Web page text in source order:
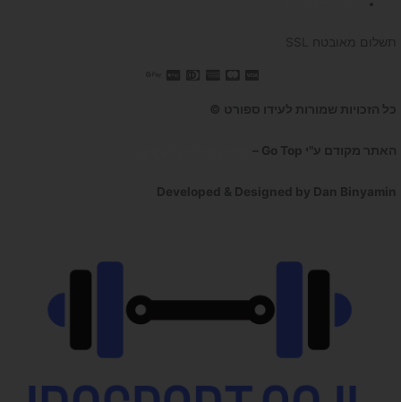
תשלום מאובטח SSL
כל הזכויות שמורות לעידו ספורט ©
האתר מקודם ע"י Go Top –
Developed & Designed by Dan Binyamin